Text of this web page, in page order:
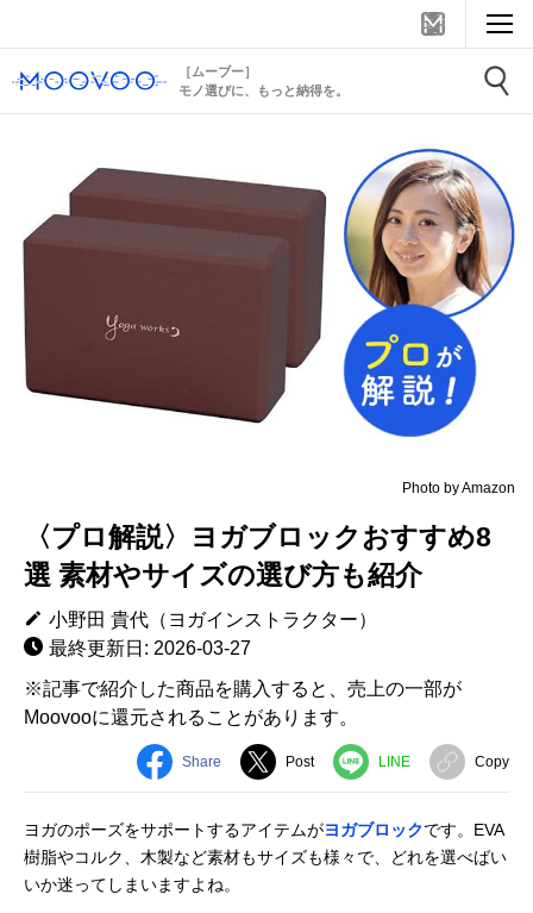
［ムーブー］
モノ選びに、もっと納得を。
Photo by Amazon
〈プロ解説〉ヨガブロックおすすめ8
選 素材やサイズの選び方も紹介
小野田 貴代（ヨガインストラクター）
最終更新日: 2026-03-27
※記事で紹介した商品を購入すると、売上の一部が
Moovooに還元されることがあります。
Share Post LINE Copy
ヨガのポーズをサポートするアイテムがヨガブロックです。EVA
樹脂やコルク、木製など素材もサイズも様々で、どれを選べばい
いか迷ってしまいますよね。